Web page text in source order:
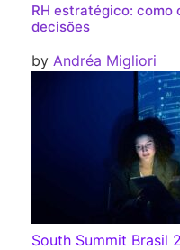
RH estratégico: como
decisões
by Andréa Migliori
South Summit Brasil